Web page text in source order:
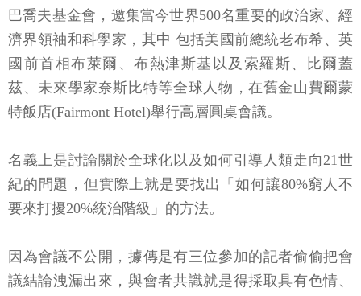
巴喬夫基金會，邀集當今世界500名重要的政治家、經
濟界領袖和科學家，其中 包括美國前總統老布希、英
國前首相布萊爾、布熱津斯基以及索羅斯、比爾蓋
茲、未來學家奈斯比特等全球人物，在舊金山費爾蒙
特飯店(Fairmont Hotel)舉行高層圓桌會議。
名義上是討論關於全球化以及如何引導人類走向21世
紀的問題，但實際上就是要找出「如何讓80%窮人不
要來打擾20%統治階級」的方法。
因為會議不公開，據傳是有三位參加的記者偷偷把會
議結論洩漏出來，與會者共識就是得採取具有色情、